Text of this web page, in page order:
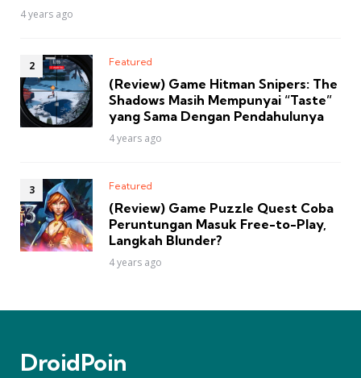
4 years ago
Featured
(Review) Game Hitman Snipers: The
Shadows Masih Mempunyai “Taste”
yang Sama Dengan Pendahulunya
4 years ago
Featured
(Review) Game Puzzle Quest Coba
Peruntungan Masuk Free-to-Play,
Langkah Blunder?
4 years ago
DroidPoin